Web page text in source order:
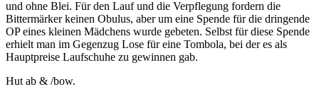
und ohne Blei. Für den Lauf und die Verpflegung fordern die
Bittermärker keinen Obulus, aber um eine Spende für die dringende
OP eines kleinen Mädchens wurde gebeten. Selbst für diese Spende
erhielt man im Gegenzug Lose für eine Tombola, bei der es als
Hauptpreise Laufschuhe zu gewinnen gab.
Hut ab & /bow.